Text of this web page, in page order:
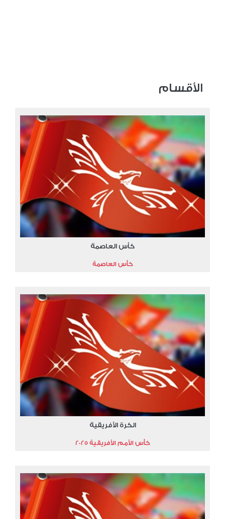
الأقسام
كأس العاصمة
كأس العاصمة
الكرة الأفريقية
كأس الأمم الأفريقية 2025